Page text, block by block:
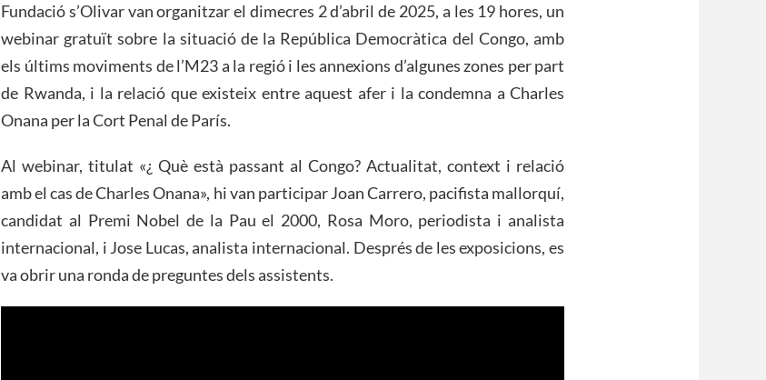
Fundació s’Olivar van organitzar el dimecres 2 d’abril de 2025, a les 19 hores, un
webinar gratuït sobre la situació de la República Democràtica del Congo, amb
els últims moviments de l’M23 a la regió i les annexions d’algunes zones per part
de Rwanda, i la relació que existeix entre aquest afer i la condemna a Charles
Onana per la Cort Penal de París.
Al webinar, titulat «¿ Què està passant al Congo? Actualitat, context i relació
amb el cas de Charles Onana», hi van participar Joan Carrero, pacifista mallorquí,
candidat al Premi Nobel de la Pau el 2000, Rosa Moro, periodista i analista
internacional, i Jose Lucas, analista internacional. Després de les exposicions, es
va obrir una ronda de preguntes dels assistents.